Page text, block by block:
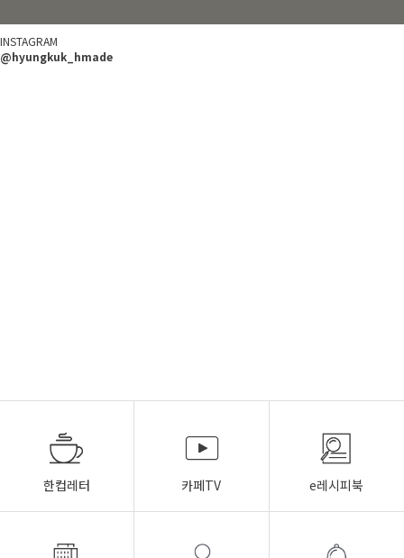
INSTAGRAM
@hyungkuk_hmade
한컵레터 카페TV e레시피북